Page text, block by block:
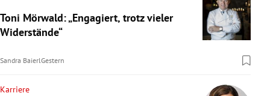
Toni Mörwald: „Engagiert, trotz vieler
Widerstände“
Sandra BaierlGestern
Karriere